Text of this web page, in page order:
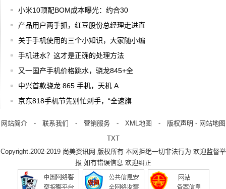
小米10顶配BOM成本曝光：约合30
产品用户两手抓，红豆股份总经理走进直
关于手机使用的三个小知识，大家随小编
手机进水？这才是正确的处理方法
又一国产手机价格跳水，骁龙845+全
中兴首款骁龙 865 手机，天机 A
京东818手机节先别忙剁手，“全速旗
网站简介- 联系我们 - 营销服务- XML地图 - 版权声明 - 网站地图
TXT
Copyright.2002-2019 尚美资讯网 版权所有 本网拒绝一切非法行为 欢迎监督举
报 如有错误信息 欢迎纠正